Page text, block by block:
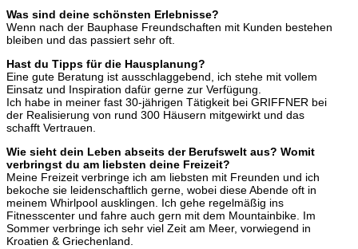
Was sind deine schönsten Erlebnisse?
Wenn nach der Bauphase Freundschaften mit Kunden bestehen
bleiben und das passiert sehr oft.
Hast du Tipps für die Hausplanung?
Eine gute Beratung ist ausschlaggebend, ich stehe mit vollem
Einsatz und Inspiration dafür gerne zur Verfügung.
Ich habe in meiner fast 30-jährigen Tätigkeit bei GRIFFNER bei
der Realisierung von rund 300 Häusern mitgewirkt und das
schafft Vertrauen.
Wie sieht dein Leben abseits der Berufswelt aus? Womit
verbringst du am liebsten deine Freizeit?
Meine Freizeit verbringe ich am liebsten mit Freunden und ich
bekoche sie leidenschaftlich gerne, wobei diese Abende oft in
meinem Whirlpool ausklingen. Ich gehe regelmäßig ins
Fitnesscenter und fahre auch gern mit dem Mountainbike. Im
Sommer verbringe ich sehr viel Zeit am Meer, vorwiegend in
Kroatien & Griechenland.